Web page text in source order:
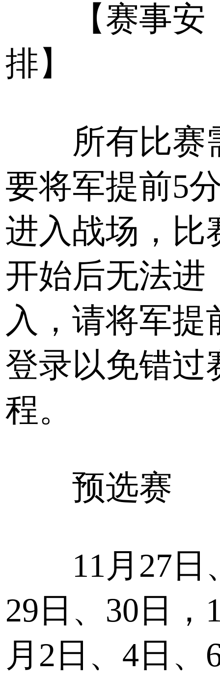
【赛事安
排】
所有比赛
要将军提前5
进入战场，比
开始后无法进
入，请将军提
登录以免错过
程。
预选赛
11月27日
29日、30日，
月2日、4日、